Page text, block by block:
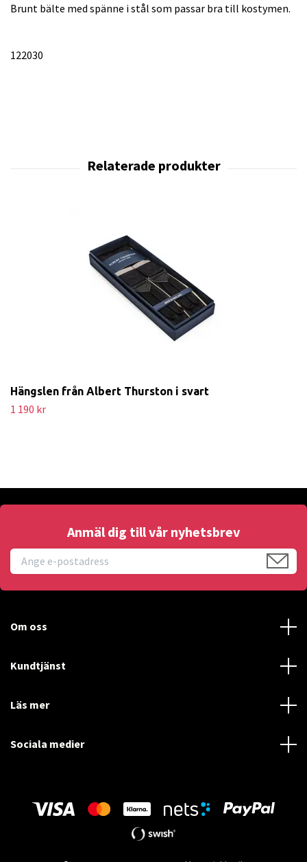
Brunt bälte med spänne i stål som passar bra till kostymen.
122030
Hängslen från Albert Thurston i svart
1 190 kr
Anmäl dig till vår nyhetsbrev
Om oss
Kundtjänst
Läs mer
Sociala medier